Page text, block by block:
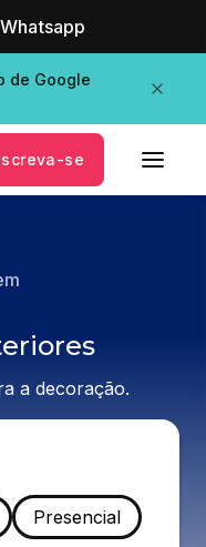
de Google
se
a decoração.
Presencial